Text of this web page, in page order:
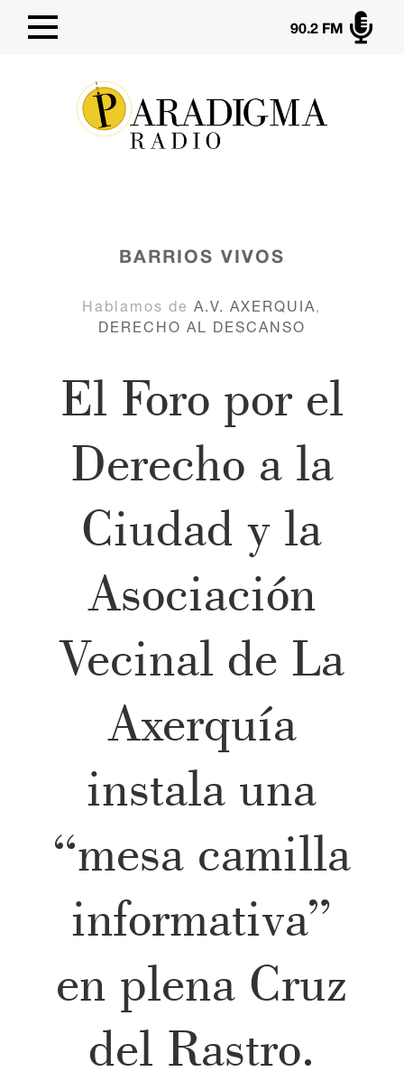

90.2 FM
BARRIOS VIVOS
Hablamos deA.V. AXERQUIA,
DERECHO AL DESCANSO
El Foro por el
Derecho a la
Ciudad y la
Asociación
Vecinal de La
Axerquía
instala una
“mesa camilla
informativa”
en plena Cruz
del Rastro.